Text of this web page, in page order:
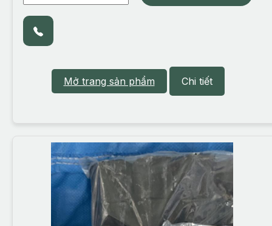
Mở trang sản phẩm Chi tiết